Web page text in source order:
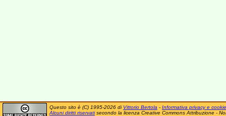
Questo sito è (C) 1995-2026 di Vittorio Bertola - Informativa privacy e cookie
Alcuni diritti riservatisecondo la licenza Creative Commons Attribuzione -